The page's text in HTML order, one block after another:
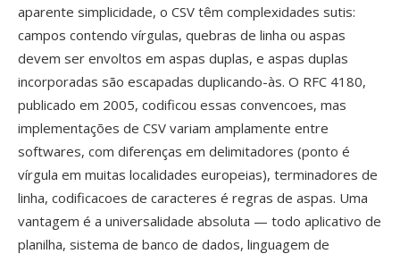
aparente simplicidade, o CSV têm complexidades sutis:
campos contendo vírgulas, quebras de linha ou aspas
devem ser envoltos em aspas duplas, e aspas duplas
incorporadas são escapadas duplicando-às. O RFC 4180,
publicado em 2005, codificou essas convencoes, mas
implementações de CSV variam amplamente entre
softwares, com diferenças em delimitadores (ponto é
vírgula em muitas localidades europeias), terminadores de
linha, codificacoes de caracteres é regras de aspas. Uma
vantagem é a universalidade absoluta — todo aplicativo de
planilha, sistema de banco de dados, linguagem de